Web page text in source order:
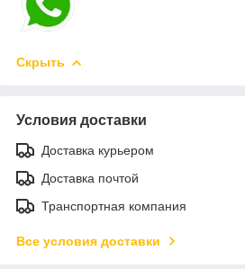
Скрыть
Условия доставки
Доставка курьером
Доставка почтой
Транспортная компания
Все условия доставки